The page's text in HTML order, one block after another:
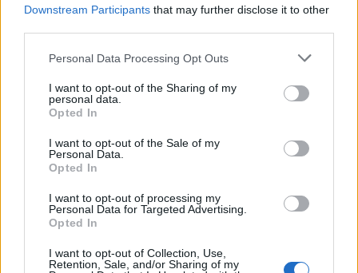
Downstream Participants that may further disclose it to other
Personal Data Processing Opt Outs
I want to opt-out of the Sharing of my
personal data.
Opted In
I want to opt-out of the Sale of my
Personal Data.
Opted In
I want to opt-out of processing my
Personal Data for Targeted Advertising.
Opted In
I want to opt-out of Collection, Use,
Retention, Sale, and/or Sharing of my
Artigo anterior
Taça AFVR: os árbitros
eliminatória
Próximo artigo
em direto
Últimas notícias